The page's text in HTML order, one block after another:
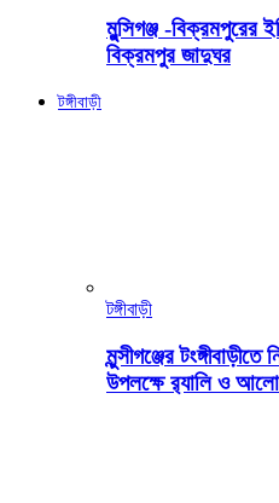
মুন্সিগঞ্জ -বিক্রমপুরের
বিক্রমপুর জাদুঘর
টঙ্গীবাড়ী
টঙ্গীবাড়ী
মুন্সীগঞ্জের টংঙ্গীবাড়ীতে
উপলক্ষে র‍্যালি ও